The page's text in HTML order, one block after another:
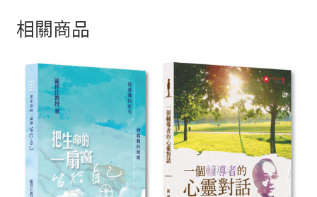
b
o
o
k
at
sA
p
p
at
相關商品